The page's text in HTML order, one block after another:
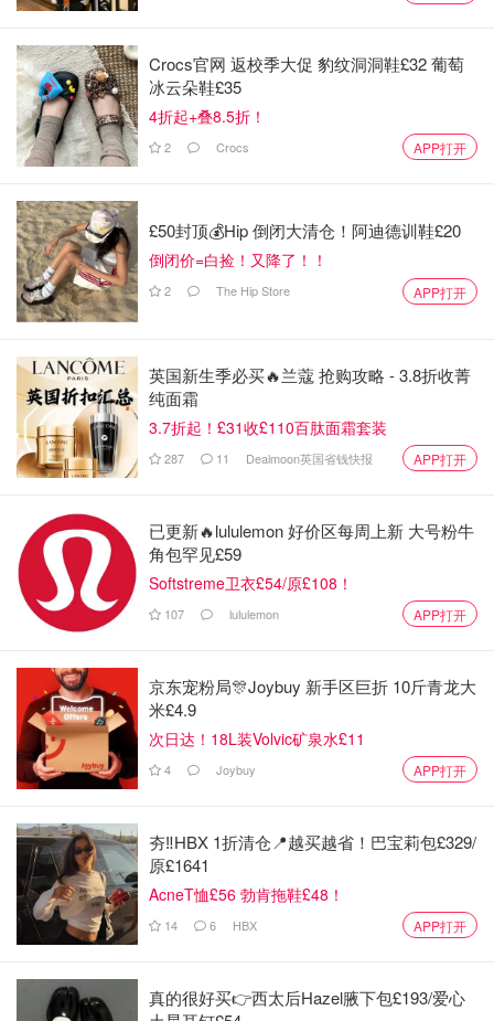
克发表回应，调侃这应是里夫斯作为财政大臣的“最后一份
预算”。她称过去几天对政府而言是
里夫斯去年已增加400亿英镑税收，却承诺只此一次，如今
却“打破所有诺言”。
巴德诺克表示，若里夫斯还有体面，就
13:42 两孩福利上限正式取消
英国财政大臣里夫斯宣布，将自明年4月起全面取消“两孩福
利上限”。她表示，自己从政是为了确保每个孩子都能获得
“完全核算、完全筹资”的改革，旨在实现本届议会以来最大
幅度的儿童贫困下降。工党议员席爆发欢呼，反对党则发出
嘘声。
该上限原为父母只能为前两个孩子申请福利，由前财
政大臣奥斯本推行。
取消"两孩福利上限"💷30亿英镑账单谁
来买单？
想吃妹妹的甜甜圈
上限
里夫斯宣布了更多政策，并列出了她声称正在处理的一系列
问题——包括 控制生活成本、延长公交票价上限、冻结铁路
票价以及处方费用。
活久见！英国火车票价30年来首次不
涨价💰通勤族人均省下数百镑“巨款”
省钱君 866
财政大臣还承诺将燃油税的 5 便士减免延长至明年 9 月。她
Crocs官网 返校季大促 豹纹洞洞鞋£32 葡萄
冰云朵鞋£35
4折起+叠8.5折！
2 Crocs APP打开
£50封顶💰Hip 倒闭大清仓！阿迪德训鞋£20
倒闭价=白捡！又降了！！
2 The Hip Store APP打开
英国新生季必买🔥兰蔻 抢购攻略 - 3.8折收菁
纯面霜
3.7折起！£31收£110百肽面霜套装
287 11 Dealmoon英国省钱快报 APP打开
已更新🔥lululemon 好价区每周上新 大号粉牛
角包罕见£59
Softstreme卫衣£54/原£108！
107 lululemon APP打开
京东宠粉局🎊Joybuy 新手区巨折 10斤青龙大
米£4.9
次日达！18L装Volvic矿泉水£11
4 Joybuy APP打开
夯‼️HBX 1折清仓📍越买越省！巴宝莉包£329/
原£1641
AcneT恤£56 勃肯拖鞋£48！
14 6 HBX APP打开
真的很好买👉西太后Hazel腋下包£193/爱心